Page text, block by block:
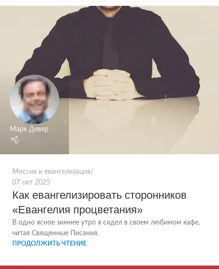
Марк Девер
Миссия и евангелизация
07 окт 2025
Как евангелизировать сторонников
«Евангелия процветания»
В одно ясное зимнее утро я сидел в своем любимом кафе,
читая Священные Писания.
ПРОДОЛЖИТЬ ЧТЕНИЕ